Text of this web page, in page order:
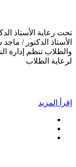
تحت رعاية الأستاذ
الأستاذ الدكتور /
والطلاب تنظم إدارة
لرعاية الطلاب
إقرأ المزيد